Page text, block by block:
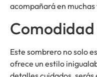
acompañará en
Comodidad
Este sombrero no solo
ofrece un estilo